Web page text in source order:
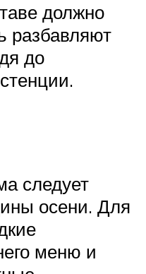
должно
разбавляют
до
следует
осени. Для
меню и